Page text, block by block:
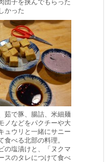
団子を挟んでもらった
かった
茹で豚、腸詰、米細麺
ノなどをパクチーや大
ュウリと一緒にサニー
食べる北部の料理。
の塩漬けと、「ヌクマ
スのタレにつけて食べ